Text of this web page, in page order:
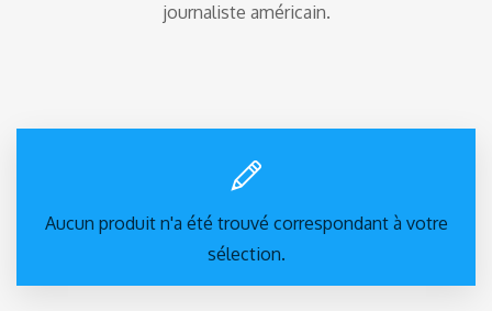
journaliste américain.
Aucun produit n'a été trouvé correspondant à votre
sélection.